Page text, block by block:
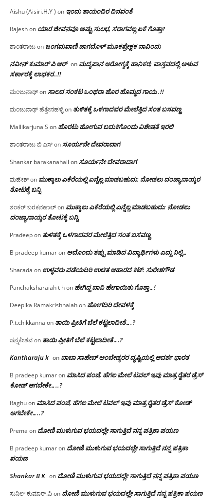
Aishu (Aisiri.H.Y ) on ಇಂದು ತಾಯಂದಿರ ದಿನವಂತೆ
Rajeshon ಯಾರ ಜೀವನವೂ ಅಷ್ಟು ಸುಲಭ, ಸರಾಗವಲ್ಲ ಏಕೆ ಗೊತ್ತಾ?
ಶಾಂತರಾಜುon ಜಂಗಮವಾಣಿ ಜಾಗದೊಳ್ ಮೂಕಪ್ರೇಕ್ಷಕ ನಾವಿಂದು
ನವೀನ್ ಕುಮಾರ್ ಪಿ ಆರ್ on ಮದ್ಯಪಾನ ಆರೋಗ್ಯಕ್ಕೆ ಹಾನಿಕರ; ವಾಸ್ತವದಲ್ಲಿ ಅಳುವ
ಸರ್ಕಾರಕ್ಕೆ ಲಾಭಕರ..!!
ಮಂಜುನಾಥ್onಸಾಲದ ಸಂಕಟ ಒಂಥರಾ ಹೊರ ಹೊಮ್ಮದ ಗಾಯ..!!
ಮಂಜುನಾಥ್ ಹೆತ್ತೇನಹಳ್ಳಿon ತುಳಿತಕ್ಕೆ ಒಳಗಾದವರ ಮೇಲೆತ್ತಿದ ಸಂತ ಬಸವಣ್ಣ
Mallikarjuna S on ಹೊರಟು ಹೋಗುವ ಬದುಕಿಗೊಂದು ವಿಶೇಷತೆ ಇರಲಿ
ಶಾಂತರಾಜು ಬಿ ಎಸ್onಸೂರ್ಯನೇ ದೇವರಾದಾಗ
Shankar barakanahall onಸೂರ್ಯನೇ ದೇವರಾದಾಗ
ಮಹೇಶ್on ಮುಕ್ಕಾಲು ಎಕೆರೆಯಲ್ಲಿ ಏನ್ನೆಲ್ಲ‌ ಮಾಡಬಹುದು: ನೋಡಲು ದಂಜ್ಯಾನಾಯ್ಕರ
ತೋಟಕ್ಕೆ ಬನ್ನಿ
ಶಂಕರ್ ಬರಕನಹಾಲ್on ಮುಕ್ಕಾಲು ಎಕೆರೆಯಲ್ಲಿ ಏನ್ನೆಲ್ಲ‌ ಮಾಡಬಹುದು: ನೋಡಲು
ದಂಜ್ಯಾನಾಯ್ಕರ ತೋಟಕ್ಕೆ ಬನ್ನಿ
Pradeepon ತುಳಿತಕ್ಕೆ ಒಳಗಾದವರ ಮೇಲೆತ್ತಿದ ಸಂತ ಬಸವಣ್ಣ
B pradeep kumaron ಅದೊಂದು ತಪ್ಪು ಮಾಡಿದ ವಿದ್ಯಾರ್ಥಿಗಳು ಎದ್ದು ನಿಲ್ಲಿ…
Sharada on ಉಳ್ಳವರು ಪಡೆಯದಿರಿ ಉಚಿತ ಆಹಾರದ ಕಿಟ್: ಸುರೇಶಗೌಡ
Panchaksharaiah t hon ಹೇಗಿದ್ದ ಬಾವಿ ಹೇಗಾಯಿತು ಗೊತ್ತಾ…!
Deepika Ramakrishnaiahon ಹೋಗದಿರಿ ದೇವಳಕ್ಕೆ
P.t.chikkanna on ತಾಯಿ ಪ್ರೀತಿಗೆ ಬೆಲೆ ಕಟ್ಟಲಾದೀತೆ….?
ಚನ್ನಕೇಶವon ತಾಯಿ ಪ್ರೀತಿಗೆ ಬೆಲೆ ಕಟ್ಟಲಾದೀತೆ….?
Kantharaju k on ಬಾಬಾ ಸಾಹೇಬ್ ಅಂಬೇಡ್ಕರರ ದೃಷ್ಟಿಯಲ್ಲಿ ಆದರ್ಶ ಭಾರತ
B pradeep kumaron ಮಾಸಿದ ಪಂಚೆ, ಹೆಗಲ ಮೇಲೆ ಟವಲ್‌ ಇವು ಮಾತ್ರ ರೈತರ ಡ್ರೆಸ್‌
ಕೋಡ್ ಆಗಬೇಕೇ…..?‌
Raghuon ಮಾಸಿದ ಪಂಚೆ, ಹೆಗಲ ಮೇಲೆ ಟವಲ್‌ ಇವು ಮಾತ್ರ ರೈತರ ಡ್ರೆಸ್‌ ಕೋಡ್
ಆಗಬೇಕೇ…..?‌
Prema on ದೋಣಿ ಮುಳುಗುವ ಭಯದಲ್ಲೇ ಸಾಗುತ್ತಿದೆ ನನ್ನ ಪತ್ರಿಕಾ ಪಯಣ
B pradeep kumaron ದೋಣಿ ಮುಳುಗುವ ಭಯದಲ್ಲೇ ಸಾಗುತ್ತಿದೆ ನನ್ನ ಪತ್ರಿಕಾ
ಪಯಣ
Shankar B K on ದೋಣಿ ಮುಳುಗುವ ಭಯದಲ್ಲೇ ಸಾಗುತ್ತಿದೆ ನನ್ನ ಪತ್ರಿಕಾ ಪಯಣ
ಸುನಿಲ್ ಕುಮಾರ್.ವಿon ದೋಣಿ ಮುಳುಗುವ ಭಯದಲ್ಲೇ ಸಾಗುತ್ತಿದೆ ನನ್ನ ಪತ್ರಿಕಾ ಪಯಣ